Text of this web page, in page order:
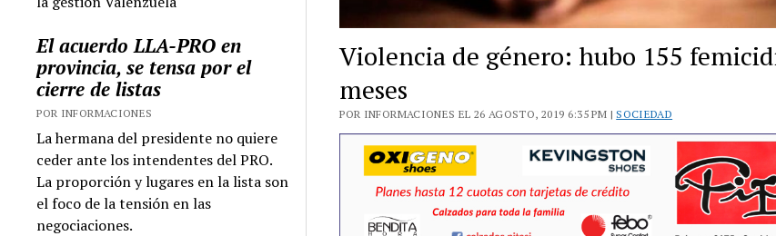
El acuerdo LLA-PRO en
provincia, se tensa por el
cierre de listas
POR INFORMACIONES
La hermana del presidente no quiere
ceder ante los intendentes del PRO.
La proporción y lugares en la lista son
el foco de la tensión en las
negociaciones.
Violencia de género: hubo 155
meses
POR INFORMACIONES EL 26 AGOSTO, 2019 6:35 PM | SOCIEDAD